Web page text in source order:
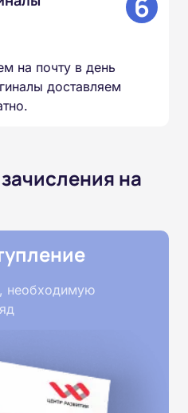
6
на почту в день
доставляем
на
необходимую